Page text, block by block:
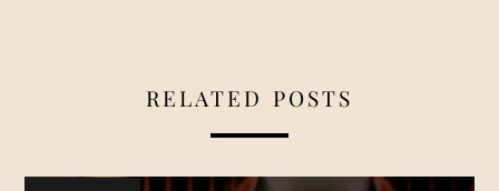
RELATED POSTS